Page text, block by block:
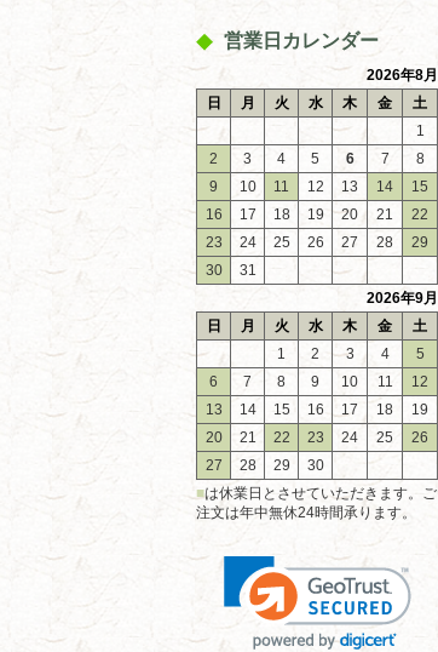
営業日カレンダー
2026年8月
日
月 火 水 木 金
土
1
2
3 4 5 6 7
8
9
10 11 12 13 14
15
16
17 18 19 20 21
22
23
24 25 26 27 28
29
30
31
2026年9月
日
月 火 水 木 金
土
1
2 3 4
5
6
7 8 9 10 11
12
13
14 15 16 17 18
19
20
21 22 23 24 25
26
27
28 29
30
■は休業日とさせていただきます。ご
注文は年中無休24時間承ります。